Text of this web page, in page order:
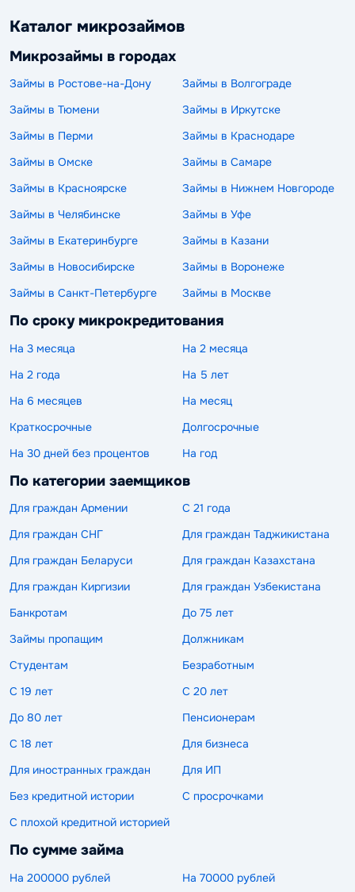
Каталог микрозаймов
Микрозаймы в городах
Займы в Ростове-на-Дону
Займы в Волгограде
Займы в Тюмени
Займы в Иркутске
Займы в Перми
Займы в Краснодаре
Займы в Омске
Займы в Самаре
Займы в Красноярске
Займы в Нижнем Новгороде
Займы в Челябинске
Займы в Уфе
Займы в Екатеринбурге
Займы в Казани
Займы в Новосибирске
Займы в Воронеже
Займы в Санкт-Петербурге
Займы в Москве
По сроку микрокредитования
На 3 месяца
На 2 месяца
На 2 года
На 5 лет
На 6 месяцев
На месяц
Краткосрочные
Долгосрочные
На 30 дней без процентов
На год
По категории заемщиков
Для граждан Армении
С 21 года
Для граждан СНГ
Для граждан Таджикистана
Для граждан Беларуси
Для граждан Казахстана
Для граждан Киргизии
Для граждан Узбекистана
Банкротам
До 75 лет
Займы пропащим
Должникам
Студентам
Безработным
С 19 лет
С 20 лет
До 80 лет
Пенсионерам
С 18 лет
Для бизнеса
Для иностранных граждан
Для ИП
Без кредитной истории
С просрочками
С плохой кредитной историей
По сумме займа
На 200000 рублей На 70000 рублей